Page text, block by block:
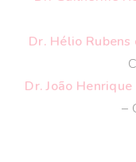
Dr. Hélio
Dr. João Henrique
–